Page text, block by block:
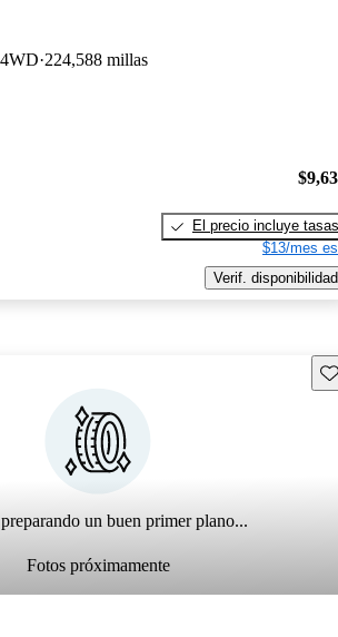
224,588 millas
El precio incluye tasas
$13/mes
Verif. disponibilidad
preparando un buen primer plano...
Fotos próximamente